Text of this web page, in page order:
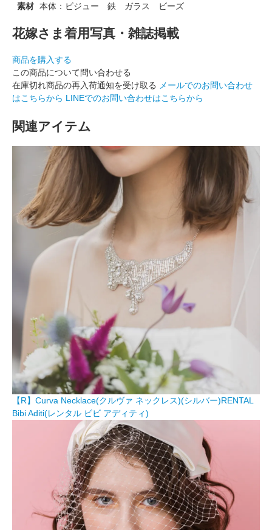
素材 本体：ビジュー 鉄 ガラス ビーズ
花嫁さま着用写真・雑誌掲載
商品を購入する
この商品について問い合わせる
在庫切れ商品の再入荷通知を受け取る
メールでのお問い合わせ
はこちらから LINEでのお問い合わせはこちらから
関連アイテム
【R】Curva Necklace(クルヴァ ネックレス)(シルバー)RENTAL
Bibi Aditi(レンタル ビビ アディティ)